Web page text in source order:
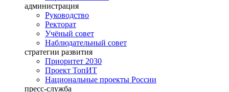
администрация
Руководство
Ректорат
Учёный совет
Наблюдательный совет
стратегии развития
Приоритет 2030
Проект ТопИТ
Национальные проекты России
пресс-служба